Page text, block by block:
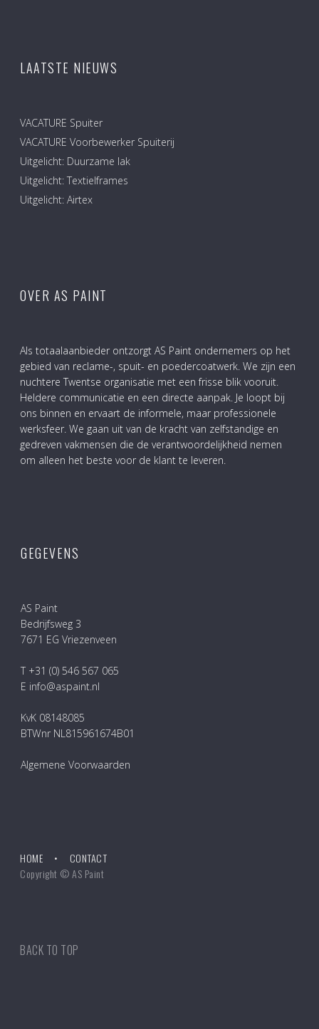
LAATSTE NIEUWS
VACATURE Spuiter
VACATURE Voorbewerker Spuiterij
Uitgelicht: Duurzame lak
Uitgelicht: Textielframes
Uitgelicht: Airtex
OVER AS PAINT
Als totaalaanbieder ontzorgt AS Paint ondernemers op het
gebied van reclame-, spuit- en poedercoatwerk. We zijn een
nuchtere Twentse organisatie met een frisse blik vooruit.
Heldere communicatie en een directe aanpak. Je loopt bij
ons binnen en ervaart de informele, maar professionele
werksfeer. We gaan uit van de kracht van zelfstandige en
gedreven vakmensen die de verantwoordelijkheid nemen
om alleen het beste voor de klant te leveren.
GEGEVENS
AS Paint
Bedrijfsweg 3
7671 EG Vriezenveen
T +31 (0) 546 567 065
E info@aspaint.nl
KvK 08148085
BTWnr NL815961674B01
Algemene Voorwaarden
HOME
CONTACT
Copyright © AS Paint
BACK TO TOP